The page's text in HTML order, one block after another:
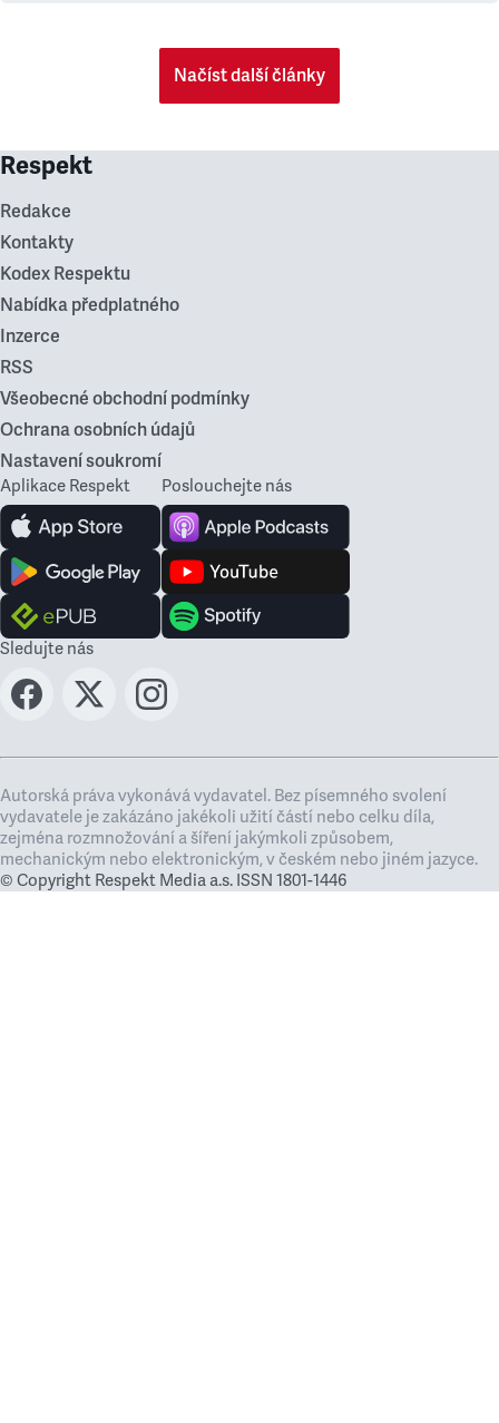
Načíst další články
Respekt
Redakce
Kontakty
Kodex Respektu
Nabídka předplatného
Inzerce
RSS
Všeobecné obchodní podmínky
Ochrana osobních údajů
Nastavení soukromí
Aplikace Respekt Poslouchejte nás
Sledujte nás
Autorská práva vykonává vydavatel. Bez písemného svolení
vydavatele je zakázáno jakékoli užití částí nebo celku díla,
zejména rozmnožování a šíření jakýmkoli způsobem,
mechanickým nebo elektronickým, v českém nebo jiném jazyce.
© Copyright Respekt Media a.s. ISSN 1801-1446